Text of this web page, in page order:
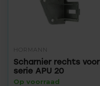
HÖRMANN
Scharnier rechts voor
serie APU 20
Op voorraad